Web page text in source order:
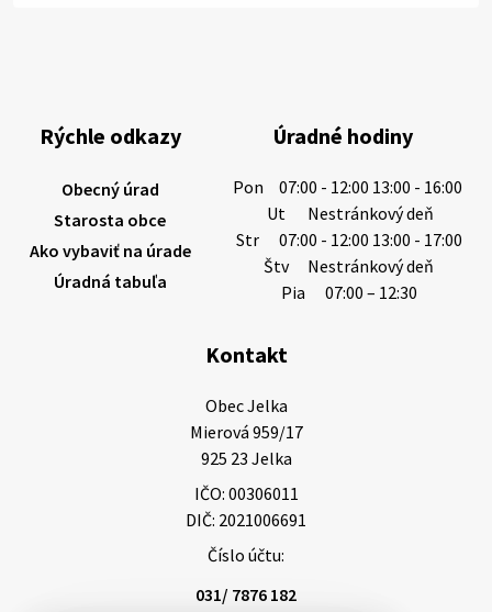
hlbokým zármutkom Vám oznamujeme, že vo veku
73 rokov nás opustila Irena Tanková, rodená
5. augusta 2026 12:59
3. augusta 2026 08:45
Smútočné oznamy: 03.08.2026 1/ Vážení obyvatelia!S
hlbokým zármutkom Vám oznamujeme, že vo veku
84 rokov nás opustil Ján Letusek. Pohreb zosnulého
bude dňa 4.08.2026 v utorok 10.00…
3. augusta 2026 08:44
Rýchle odkazy
Obecný úrad
Starosta obce
Ako vybaviť na úrade
Úradná tabuľa
Úradné hodiny
Pon
07:00 - 12:00 13:00 - 16:00
Ut
Nestránkový deň
Str
07:00 - 12:00 13:00 - 17:00
Štv
Nestránkový deň
Pia
07:00 – 12:30
Kontakt
Obec Jelka
Mierová 959/17
925 23 Jelka
IČO: 00306011
DIČ: 2021006691
Číslo účtu:
031/ 7876 182